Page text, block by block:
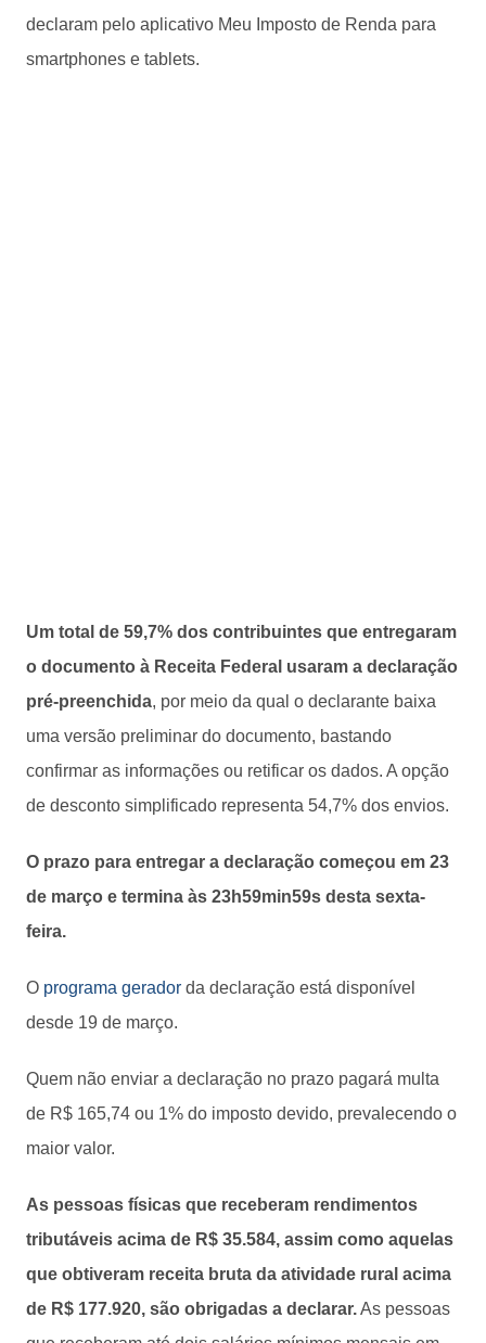
declaram pelo aplicativo Meu Imposto de Renda para
smartphones e tablets.
Um total de 59,7% dos contribuintes que entregaram
o documento à Receita Federal usaram a declaração
pré-preenchida, por meio da qual o declarante baixa
uma versão preliminar do documento, bastando
confirmar as informações ou retificar os dados. A opção
de desconto simplificado representa 54,7% dos envios.
O prazo para entregar a declaração começou em 23
de março e termina às 23h59min59s desta sexta-
feira.
O programa gerador da declaração está disponível
desde 19 de março.
Quem não enviar a declaração no prazo pagará multa
de R$ 165,74 ou 1% do imposto devido, prevalecendo o
maior valor.
As pessoas físicas que receberam rendimentos
tributáveis acima de R$ 35.584, assim como aquelas
que obtiveram receita bruta da atividade rural acima
de R$ 177.920, são obrigadas a declarar.As pessoas